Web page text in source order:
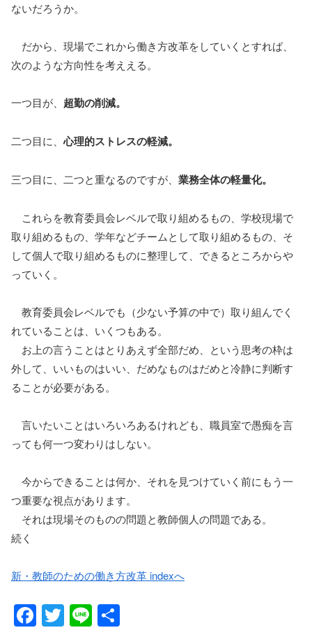
ないだろうか。
だから、現場でこれから働き方改革をしていくとすれば、
次のような方向性を考ええる。
一つ目が、 超勤の削減。
二つ目に、心理的ストレスの軽減。
三つ目に、二つと重なるのですが、 業務全体の軽量化。
これらを教育委員会レベルで取り組めるもの、学校現場で
取り組めるもの、学年などチームとして取り組めるもの、そ
して個人で取り組めるものに整理して、できるところからや
っていく。
教育委員会レベルでも（少ない予算の中で）取り組んでく
れていることは、いくつもある。
お上の言うことはとりあえず全部だめ、という思考の枠は
外して、いいものはいい、だめなものはだめと冷静に判断す
ることが必要がある。
言いたいことはいろいろあるけれども、職員室で愚痴を言
っても何一つ変わりはしない。
今からできることは何か、それを見つけていく前にもう一
つ重要な視点があります。
それは現場そのものの問題と教師個人の問題である。
続く
新・教師のための働き方改革 indexへ
F T Li